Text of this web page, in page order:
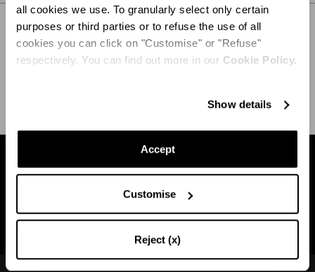
all cookies we use. To granularly select only certain
purposes or third parties or to refuse the use of all
cookies you can click on "Customise" or "Refuse"
respectively. You can find out more in our Cookie Policy.
Show details
Accept
Customise
Reject (x)
ENVÍO Y DEVOLUCIÓN
Busca una boutique cerca de usted
BUSCAR BOUTIQUE